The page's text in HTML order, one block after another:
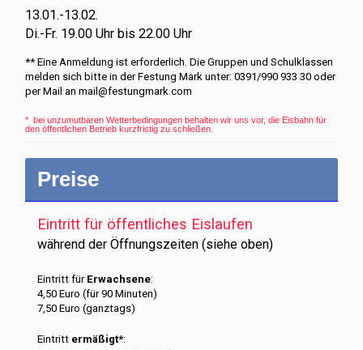
13.01.-13.02.
Di.-Fr. 19.00 Uhr bis 22.00 Uhr
** Eine Anmeldung ist erforderlich. Die Gruppen und Schulklassen
melden sich bitte in der Festung Mark unter: 0391/990 933 30 oder
per Mail an mail@festungmark.com
* bei unzumutbaren Wetterbedingungen behalten wir uns vor, die Eisbahn für
den öffentlichen Betrieb kurzfristig zu schließen.
Preise
Eintritt für öffentliches Eislaufen
während der Öffnungszeiten (siehe oben)
Eintritt für Erwachsene:
4,50 Euro (für 90 Minuten)
7,50 Euro (ganztags)
Eintritt ermäßigt*: